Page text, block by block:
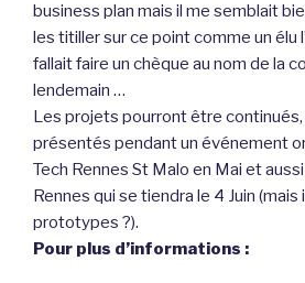
business plan mais il me semblait
les titiller sur ce point comme un élu
fallait faire un chèque au nom de la
lendemain …
Les projets pourront être
présentés pendant un événement
Tech Rennes St Malo en Mai et
Rennes qui se tiendra le 4 Juin
prototypes ?).
Pour plus d’informations :